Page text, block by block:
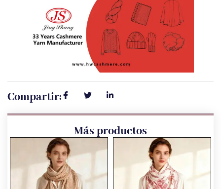
Compartir:
Más productos